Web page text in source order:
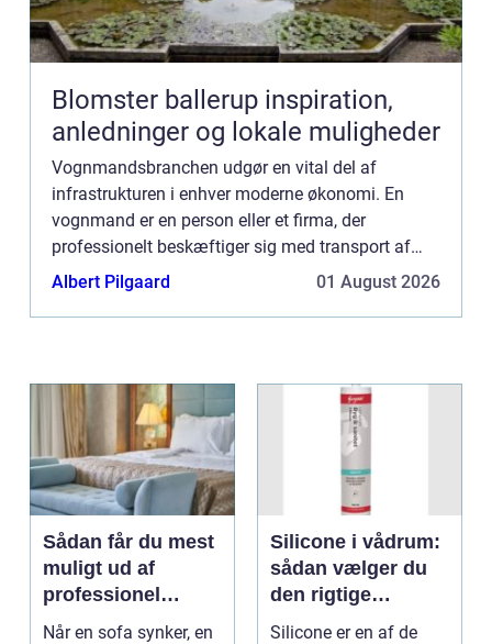
Blomster ballerup inspiration,
anledninger og lokale muligheder
Vognmandsbranchen udgør en vital del af
infrastrukturen i enhver moderne økonomi. En
vognmand er en person eller et firma, der
professionelt beskæftiger sig med transport af
gods på landeveje. Det kan variere fra mindre
Albert Pilgaard 01 August 2026
Sådan får du mest
muligt ud af
professionel
møbelpolstring
Når en sofa synker, en
Silicone i vådrum:
sådan vælger du
den rigtige
fugemasse
Silicone er en af de